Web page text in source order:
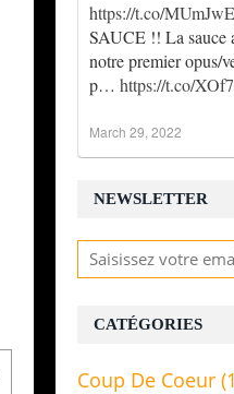
NEWSLETTER
https://t.co/
SAUCE !! La sauce
notre premier opus/
p… https://t.co/
March 29, 2022
CATÉGORIES
Coup De Coeur